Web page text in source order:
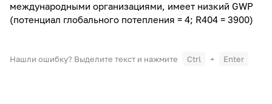
международными организациями, имеет низкий GWP
(потенциал глобального потепления = 4; R404 = 3900)
Нашли ошибку? Выделите текст и нажмите Ctrl + Enter